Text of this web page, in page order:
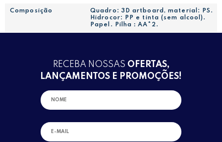
Composição
Quadro: 3D artboard, material: PS.
Hidrocor: PP e tinta (sem alcool).
Papel. Pilha：AA*2.
RECEBA NOSSAS OFERTAS,
LANÇAMENTOS E PROMOÇÕES!